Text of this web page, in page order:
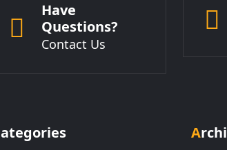
Have
Questions?
Contact Us
Categories